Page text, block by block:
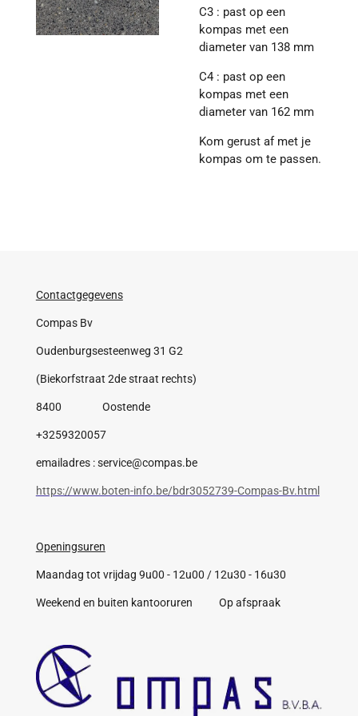
C3 : past op een
kompas met een
diameter van 138 mm
C4 : past op een
kompas met een
diameter van 162 mm
Kom gerust af met je
kompas om te passen.
Contactgegevens
Compas Bv
Oudenburgsesteenweg 31 G2
(Biekorfstraat 2de straat rechts)
8400 Oostende
+3259320057
emailadres : service@compas.be
https://www.boten-info.be/bdr3052739-Compas-Bv.html
Openingsuren
Maandag tot vrijdag 9u00 - 12u00 / 12u30 - 16u30
Weekend en buiten kantooruren Op afspraak